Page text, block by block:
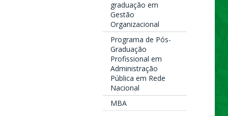
graduação em
Gestão
Organizacional
Programa de Pós-
Graduação
Profissional em
Administração
Pública em Rede
Nacional
MBA